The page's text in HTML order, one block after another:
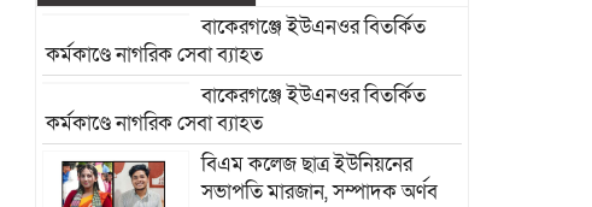
বাকেরগঞ্জে ইউএনওর বিতর্কিত
কর্মকাণ্ডে নাগরিক সেবা ব্যাহত
বাকেরগঞ্জে ইউএনওর বিতর্কিত
কর্মকাণ্ডে নাগরিক সেবা ব্যাহত
বিএম কলেজ ছাত্র ইউনিয়নের
সভাপতি মারজান, সম্পাদক অর্ণব